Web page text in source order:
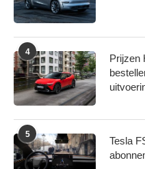
informatie die u aan ze
4
Prijzen
5
Tesla